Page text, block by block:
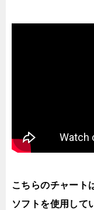
こちらのチャート
ソフトを使用して